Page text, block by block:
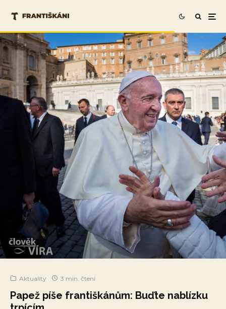
Aktuality 3 min. čtení
Papež píše františkánům: Buďte nablízku